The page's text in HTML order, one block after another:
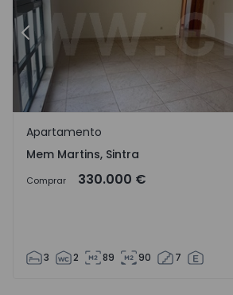
Anterior
Mem Martins, Sintra
Apartamento
Mem Martins, Sintra
Comprar 330.000 €
3 2 89 90 7